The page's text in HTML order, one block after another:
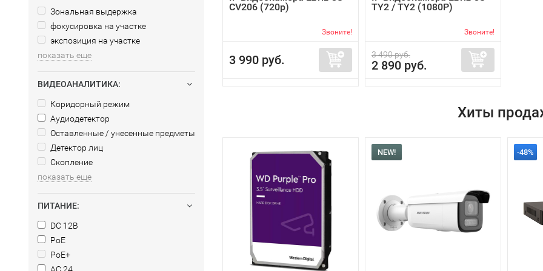
Зональная выдержка
фокусировка на участке
экспозиция на участке
показать еще
ВИДЕОАНАЛИТИКА:
Коридорный режим
Аудиодетектор
Оставленные / унесенные предметы
Детектор лиц
Скопление
показать еще
ПИТАНИЕ:
DC 12В
PoE
PoE+
CV206 (720p)
Звоните!
3 990 руб.
TY2 / TY2 (1080P)
Звоните!
3 490 руб.
2 890 руб.
Хиты
NEW! -48%